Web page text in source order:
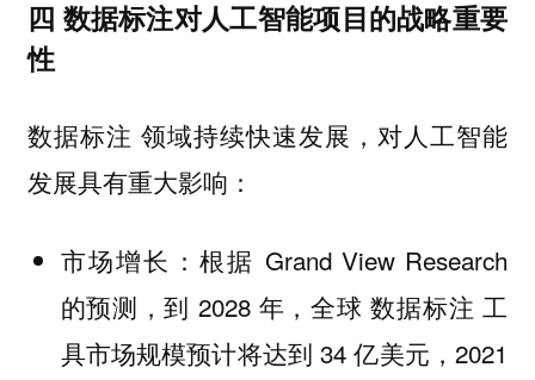
四 数据标注对人工智能项目的战略重要
性
数据标注 领域持续快速发展，对人工智能
发展具有重大影响：
市场增长 ：根据 Grand View Research
的预测，到 2028 年，全球 数据标注 工
具市场规模预计将达到 34 亿美元，2021